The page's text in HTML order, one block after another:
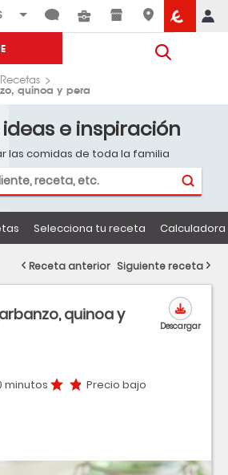
Recetas
quinoa y pera
ideas e inspiración
las comidas de toda la familia
Selecciona tu receta
quinoa y
minutos Precio bajo
Descargar
Receta anterior Siguiente receta